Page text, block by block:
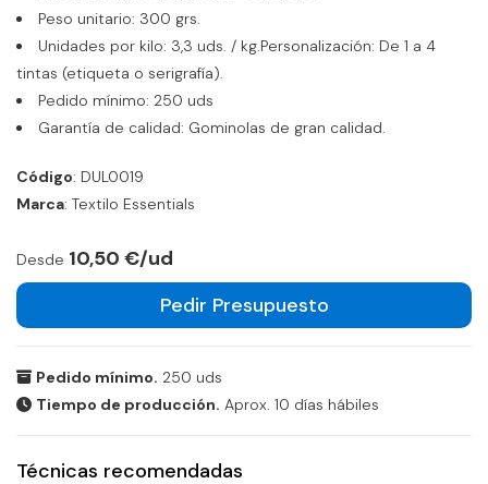
Peso unitario: 300 grs.
Unidades por kilo: 3,3 uds. / kg.Personalización: De 1 a 4
tintas (etiqueta o serigrafía).
Pedido mínimo: 250 uds
Garantía de calidad: Gominolas de gran calidad.
Código: DUL0019
Marca: Textilo Essentials
Desde 10,50 €/ud
Pedir Presupuesto
Pedido mínimo. 250 uds
Tiempo de producción. Aprox. 10 días hábiles
Técnicas recomendadas